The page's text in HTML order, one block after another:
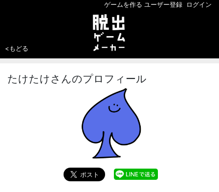
ゲームを作る ユーザー登録 ログイン
<もどる
たけたけさんのプロフィール